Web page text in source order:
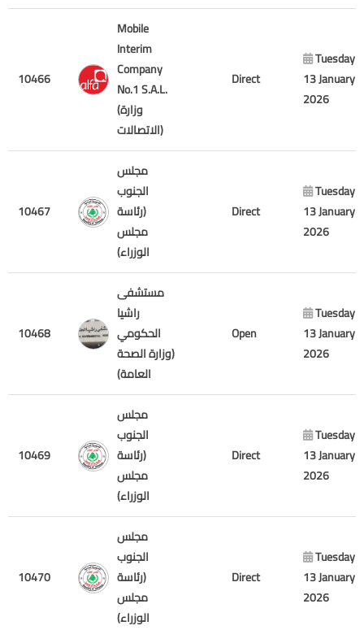
10466
Mobile
Interim
Company
No.1 S.A.L.
(وزارة
الاتصالات)
Direct
Tuesday
13 January
2026
10467
مجلس
الجنوب
(رئاسة
مجلس
الوزراء)
Direct
Tuesday
13 January
2026
10468
مستشفى
راشيا
الحكومي
(وزارة الصحة
العامة)
Open
Tuesday
13 January
2026
10469
مجلس
الجنوب
(رئاسة
مجلس
الوزراء)
Direct
Tuesday
13 January
2026
10470
مجلس
الجنوب
(رئاسة
مجلس
الوزراء)
Direct
Tuesday
13 January
2026